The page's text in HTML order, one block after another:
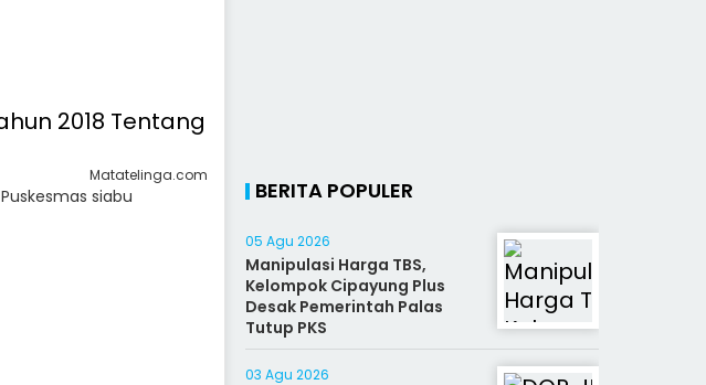
Matatelinga.com
siabu BERITA POPULER
05 Agu 2026
Manipulasi Harga TBS,
Kelompok Cipayung Plus
Desak Pemerintah Palas
Tutup PKS
03 Agu 2026